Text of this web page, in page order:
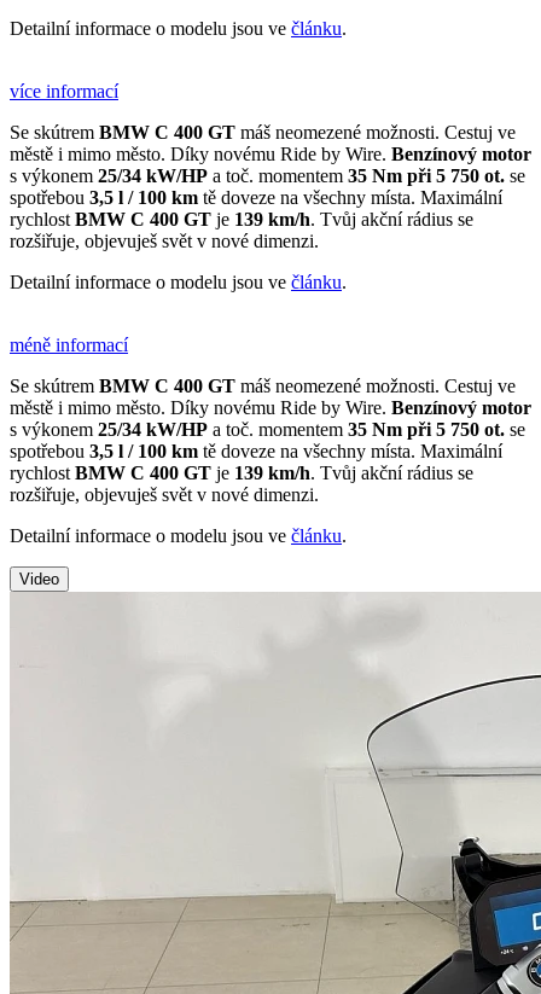
Detailní informace o modelu jsou ve článku.
více informací
Se skútrem BMW C 400 GT máš neomezené možnosti. Cestuj ve
městě i mimo město. Díky novému Ride by Wire. Benzínový motor
s výkonem 25/34 kW/HP a toč. momentem 35 Nm při 5 750 ot. se
spotřebou 3,5 l / 100 km tě doveze na všechny místa. Maximální
rychlost BMW C 400 GT je 139 km/h. Tvůj akční rádius se
rozšiřuje, objevuješ svět v nové dimenzi.
Detailní informace o modelu jsou ve článku.
méně informací
Se skútrem BMW C 400 GT máš neomezené možnosti. Cestuj ve
městě i mimo město. Díky novému Ride by Wire. Benzínový motor
s výkonem 25/34 kW/HP a toč. momentem 35 Nm při 5 750 ot. se
spotřebou 3,5 l / 100 km tě doveze na všechny místa. Maximální
rychlost BMW C 400 GT je 139 km/h. Tvůj akční rádius se
rozšiřuje, objevuješ svět v nové dimenzi.
Detailní informace o modelu jsou ve článku.
Video